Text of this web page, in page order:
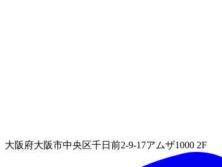
大阪府大阪市中央区千日前2-9-17アムザ1000 2F